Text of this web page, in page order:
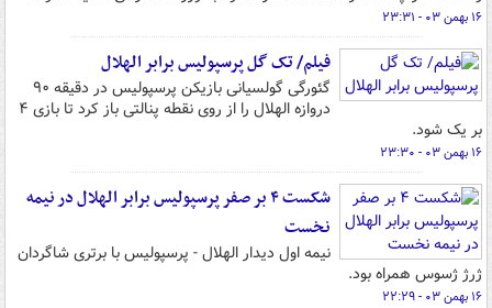
۱۶ بهمن ۰۳ - ۲۳:۳۱
فیلم/ تک گل پرسپولیس برابر الهلال
گئورگی گولسیانی بازیکن پرسپولیس در دقیقه ۹۰
دروازه الهلال را از روی نقطه پنالتی باز کرد تا بازی ۴
بر یک شود.
۱۶ بهمن ۰۳ - ۲۳:۳۰
شکست ۴ بر صفر پرسپولیس برابر الهلال در نیمه
نخست
نیمه اول دیدار الهلال - پرسپولیس با برتری شاگردان
ژرژ ژسوس همراه بود.
۱۶ بهمن ۰۳ - ۲۲:۲۹